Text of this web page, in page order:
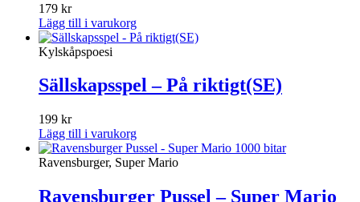
179 kr
Lägg till i varukorg
Kylskåpspoesi
Sällskapsspel – På riktigt(SE)
199 kr
Lägg till i varukorg
Ravensburger, Super Mario
Ravensburger Pussel – Super Mario